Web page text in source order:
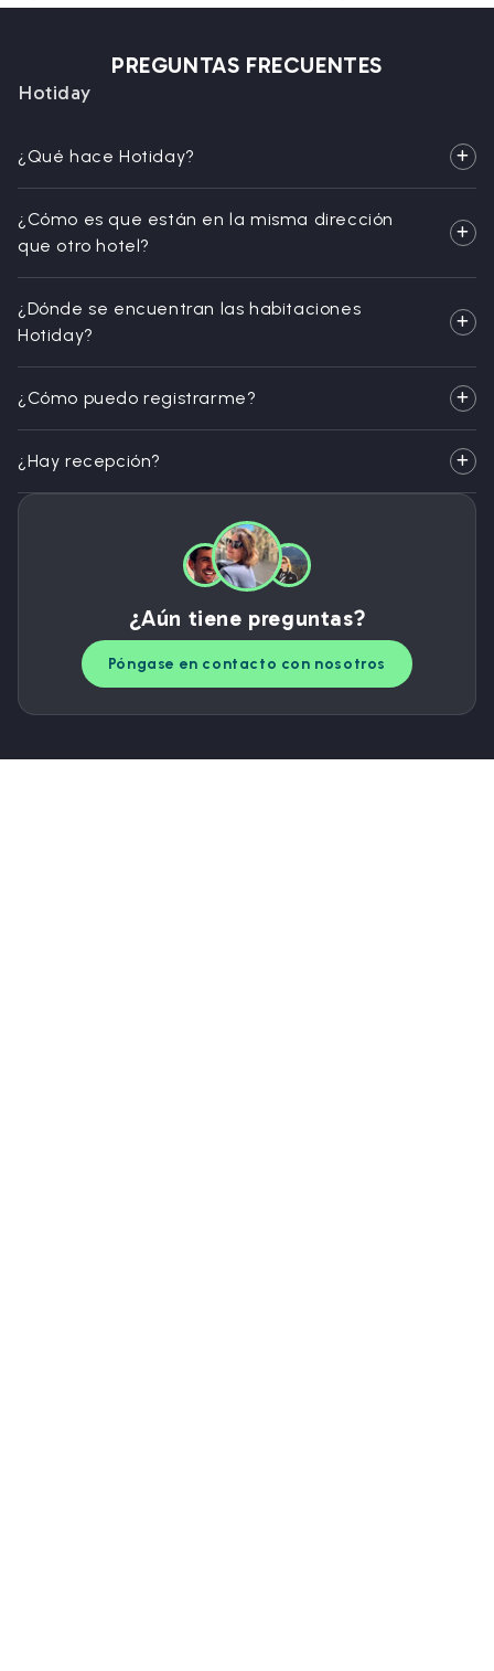
PREGUNTAS FRECUENTES
Hotiday
¿Qué hace Hotiday?
¿Cómo es que están en la misma dirección
que otro hotel?
¿Dónde se encuentran las habitaciones
Hotiday?
¿Cómo puedo registrarme?
¿Hay recepción?
¿Aún tiene preguntas?
Póngase en contacto con nosotros